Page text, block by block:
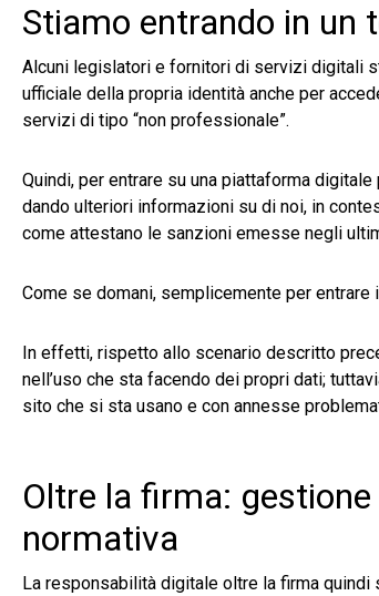
Stiamo entrando in un
Alcuni legislatori e fornitori di servizi digitali
ufficiale della propria identità anche per
servizi di tipo “non professionale”.
Quindi, per entrare su una piattaforma
dando ulteriori informazioni su di noi, in
come attestano le sanzioni emesse negli
Come se domani, semplicemente per
In effetti, rispetto allo scenario descritto
nell’uso che sta facendo dei propri dati;
sito che si sta usano e con annesse
Oltre la firma:
normativa
La responsabilità digitale oltre la firma